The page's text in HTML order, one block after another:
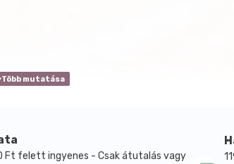
Ft felett ingyenes - Csak átutalás vagy